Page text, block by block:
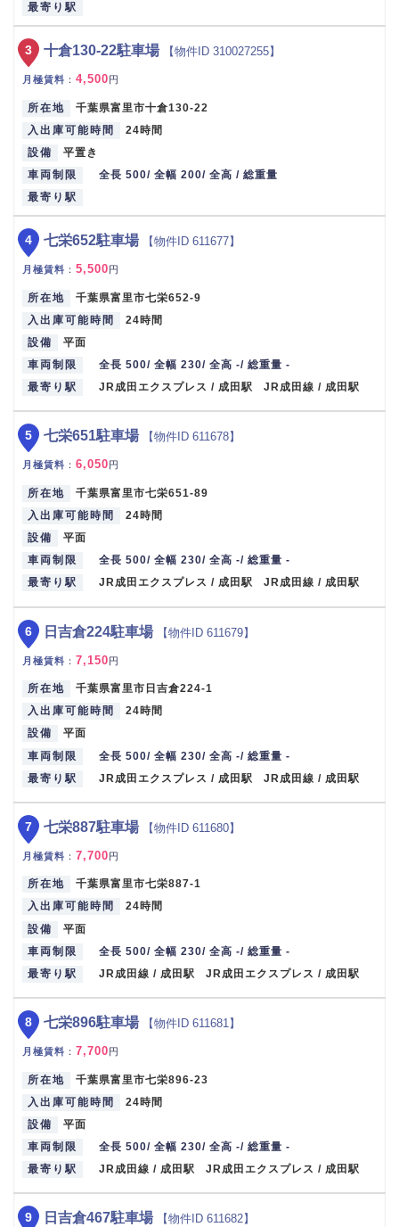
最寄り駅
十倉130-22駐車場 【物件ID 310027255】
月極賃料 ： 4,500円
所在地
千葉県富里市十倉130-22
入出庫可能時間
24時間
設備
平置き
車両制限
全長 500/ 全幅 200/ 全高 / 総重量
最寄り駅
3
七栄652駐車場 【物件ID 611677】
月極賃料 ： 5,500円
所在地
千葉県富里市七栄652-9
入出庫可能時間
24時間
設備
平面
車両制限
全長 500/ 全幅 230/ 全高 -/ 総重量 -
最寄り駅
JR成田エクスプレス / 成田駅 JR成田線 / 成田駅
4
七栄651駐車場 【物件ID 611678】
月極賃料 ： 6,050 円
所在地
千葉県富里市七栄651-89
入出庫可能時間
24時間
設備
平面
車両制限
全長 500/ 全幅 230/ 全高 -/ 総重量 -
最寄り駅
JR成田エクスプレス / 成田駅 JR成田線 / 成田駅
5
日吉倉224駐車場 【物件ID 611679】
月極賃料 ： 7,150円
所在地
千葉県富里市日吉倉224-1
入出庫可能時間
24時間
設備
平面
車両制限
全長 500/ 全幅 230/ 全高 -/ 総重量 -
最寄り駅
JR成田エクスプレス / 成田駅 JR成田線 / 成田駅
6
七栄887駐車場 【物件ID 611680】
月極賃料 ： 7,700円
所在地
千葉県富里市七栄887-1
入出庫可能時間
24時間
設備
平面
車両制限
全長 500/ 全幅 230/ 全高 -/ 総重量 -
最寄り駅
JR成田線 / 成田駅 JR成田エクスプレス / 成田駅
7
七栄896駐車場 【物件ID 611681】
月極賃料 ： 7,700円
所在地
千葉県富里市七栄896-23
入出庫可能時間
24時間
設備
平面
車両制限
全長 500/ 全幅 230/ 全高 -/ 総重量 -
最寄り駅
JR成田線 / 成田駅 JR成田エクスプレス / 成田駅
8
日吉倉467駐車場 【物件ID 611682】
9